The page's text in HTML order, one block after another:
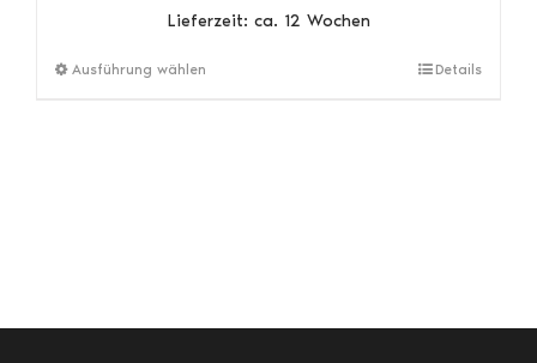
Lieferzeit: ca. 12 Wochen
Ausführung wählen
der
Details